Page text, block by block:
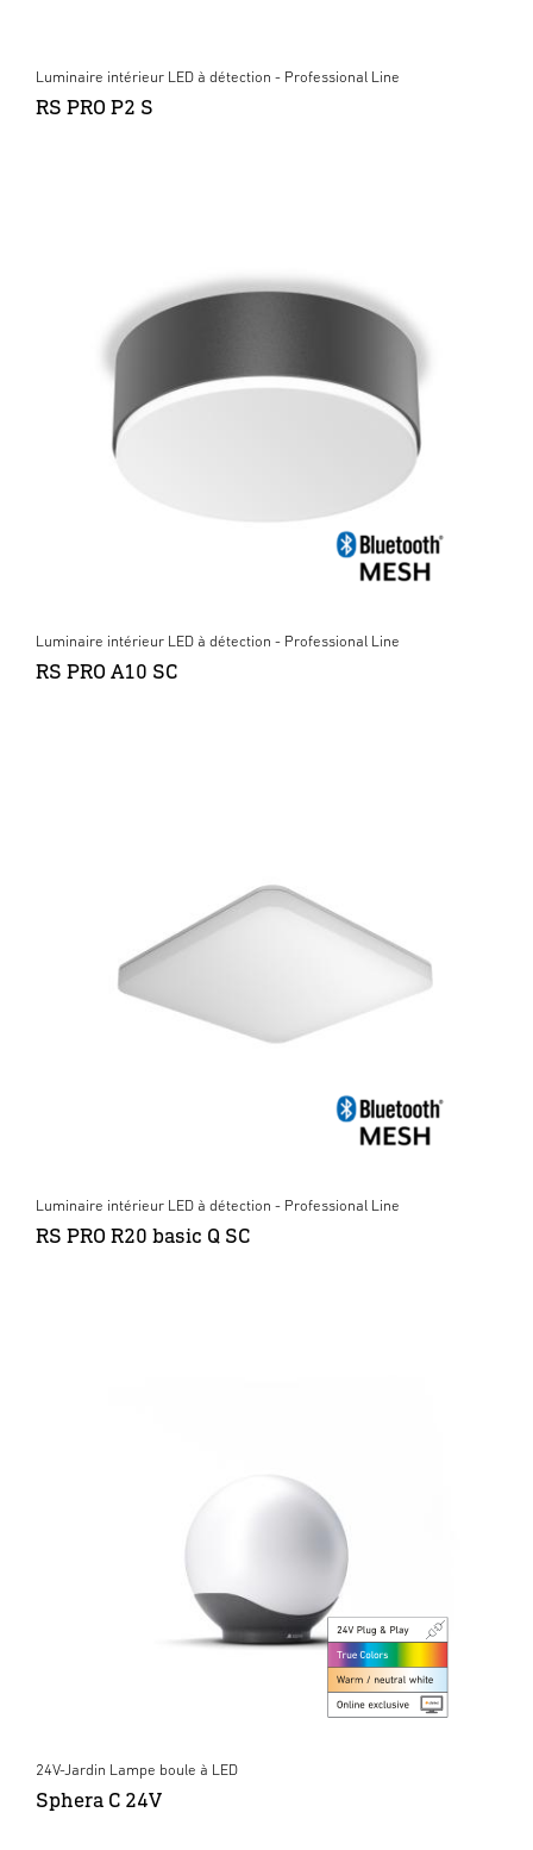
Luminaire intérieur LED à détection - Professional Line
RS PRO P2 S
Luminaire intérieur LED à détection - Professional Line
RS PRO A10 SC
Luminaire intérieur LED à détection - Professional Line
RS PRO R20 basic Q SC
24V-Jardin Lampe boule à LED
Sphera C 24V